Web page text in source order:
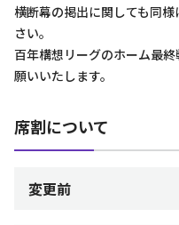
横断幕の掲出に関しても同
さい。
百年構想リーグのホーム最
願いいたします。
席割について
変更前